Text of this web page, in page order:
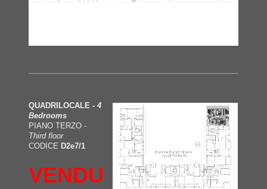
QUADRILOCALE - 4
Bedrooms
PIANO TERZO -
Third floor
CODICE D2e7/1
VENDU